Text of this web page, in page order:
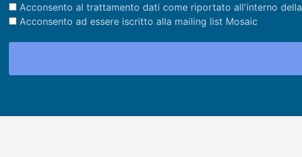
Acconsento al trattamento dati come riportato all'interno della
Acconsento ad essere iscritto alla mailing list Mosaic